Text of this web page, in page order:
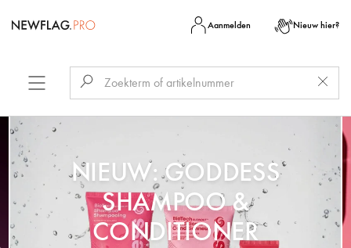
Aanmelden Nieuw hier?
NIEUW: GODDESS
SHAMPOO &
CONDITIONER